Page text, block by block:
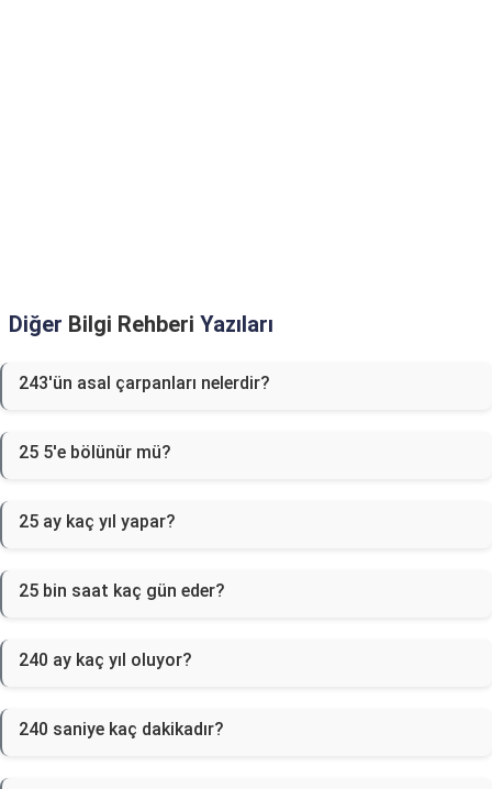
Diğer Bilgi Rehberi Yazıları
243'ün asal çarpanları nelerdir?
25 5'e bölünür mü?
25 ay kaç yıl yapar?
25 bin saat kaç gün eder?
240 ay kaç yıl oluyor?
240 saniye kaç dakikadır?